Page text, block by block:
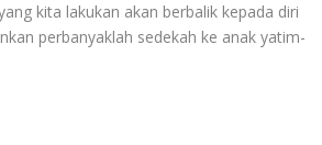
kita lakukan akan berbalik kepada diri
perbanyaklah sedekah ke anak yatim-